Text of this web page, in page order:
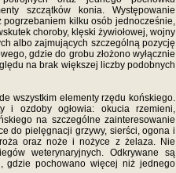
szczątków konia. Występowanie
kilku osób jednocześnie,
choroby, klęski żywiołowej, wojny
albo zajmujących szczególną pozycję
gdzie do grobu złożono wyłącznie
na brak większej liczby podobnych
wszystkim elementy rzędu końskiego.
i ozdoby ogłowia: okucia rzemieni,
na szczególne zainteresowanie
do pielęgnacji grzywy, sierści, ogona i
oraz noże i nożyce z żelaza. Nie
weterynaryjnych. Odkrywane są
gdzie pochowano więcej niż jednego